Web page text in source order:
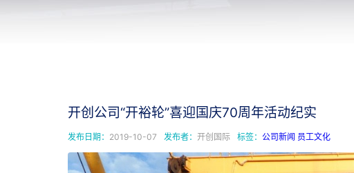
开创公司“开裕轮”喜迎国庆70周年活动纪实
发布日期： 2019-10-07 发布者： 开创国际 标签： 公司新闻 员工文化